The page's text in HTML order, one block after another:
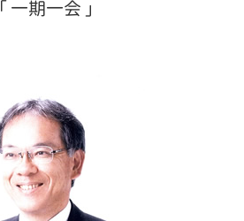
「 一期一会 」